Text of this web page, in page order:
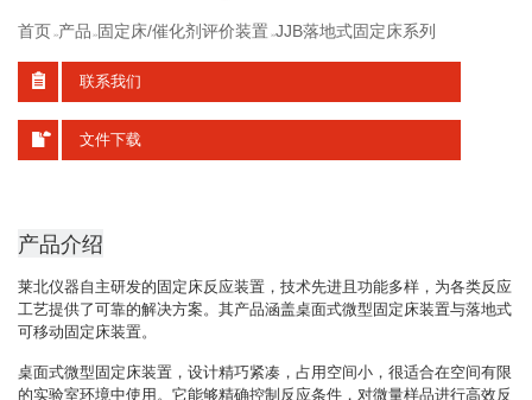
首页 >>产品 >> 固定床/催化剂评价装置 >>JJB落地式固定床系列
联系我们
文件下载
产品介绍
莱北仪器自主研发的固定床反应装置，技术先进且功能多样，为各类反应
工艺提供了可靠的解决方案。其产品涵盖桌面式微型固定床装置与落地式
可移动固定床装置。
桌面式微型固定床装置，设计精巧紧凑，占用空间小，很适合在空间有限
的实验室环境中使用。它能够精确控制反应条件，对微量样品进行高效反